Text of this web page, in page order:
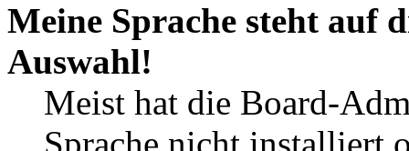
Meine Sprache steht auf
Auswahl!
Meist hat die Board-